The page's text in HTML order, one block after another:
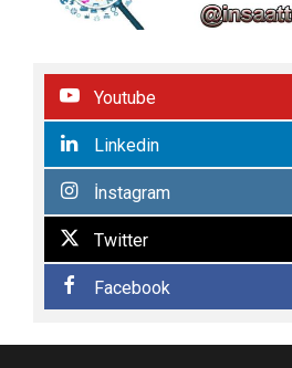
Youtube
Linkedin
İnstagram
Twitter
Facebook